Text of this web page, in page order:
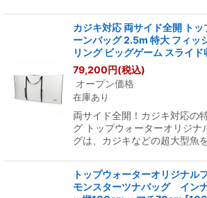
カジキ対応 両サイド全開 トッ
ーンバッグ 2.5m 特大 フィッ
リング ビッグゲーム スライド
79,200円(税込)
オープン価格
在庫あり
両サイド全開！カジキ対応の
グ トップウォーターオリジナ
グは、カジキなどの超大型魚
トップウォーターオリジナル
モンスターツナバッグ イ